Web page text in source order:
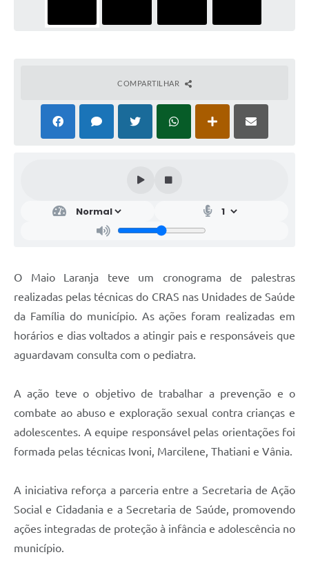
COMPARTILHAR
O Maio Laranja teve um cronograma de palestras
realizadas pelas técnicas do CRAS nas Unidades de Saúde
da Família do município. As ações foram realizadas em
horários e dias voltados a atingir pais e responsáveis que
aguardavam consulta com o pediatra.
A ação teve o objetivo de trabalhar a prevenção e o
combate ao abuso e exploração sexual contra crianças e
adolescentes. A equipe responsável pelas orientações foi
formada pelas técnicas Ivoni, Marcilene, Thatiani e Vânia.
A iniciativa reforça a parceria entre a Secretaria de Ação
Social e Cidadania e a Secretaria de Saúde, promovendo
ações integradas de proteção à infância e adolescência no
município.